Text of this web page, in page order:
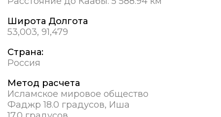
Широта Долгота
53,003, 91,479
Страна:
Россия
Метод расчета
Исламское мировое общество
Фаджр 18.0 градусов, Иша